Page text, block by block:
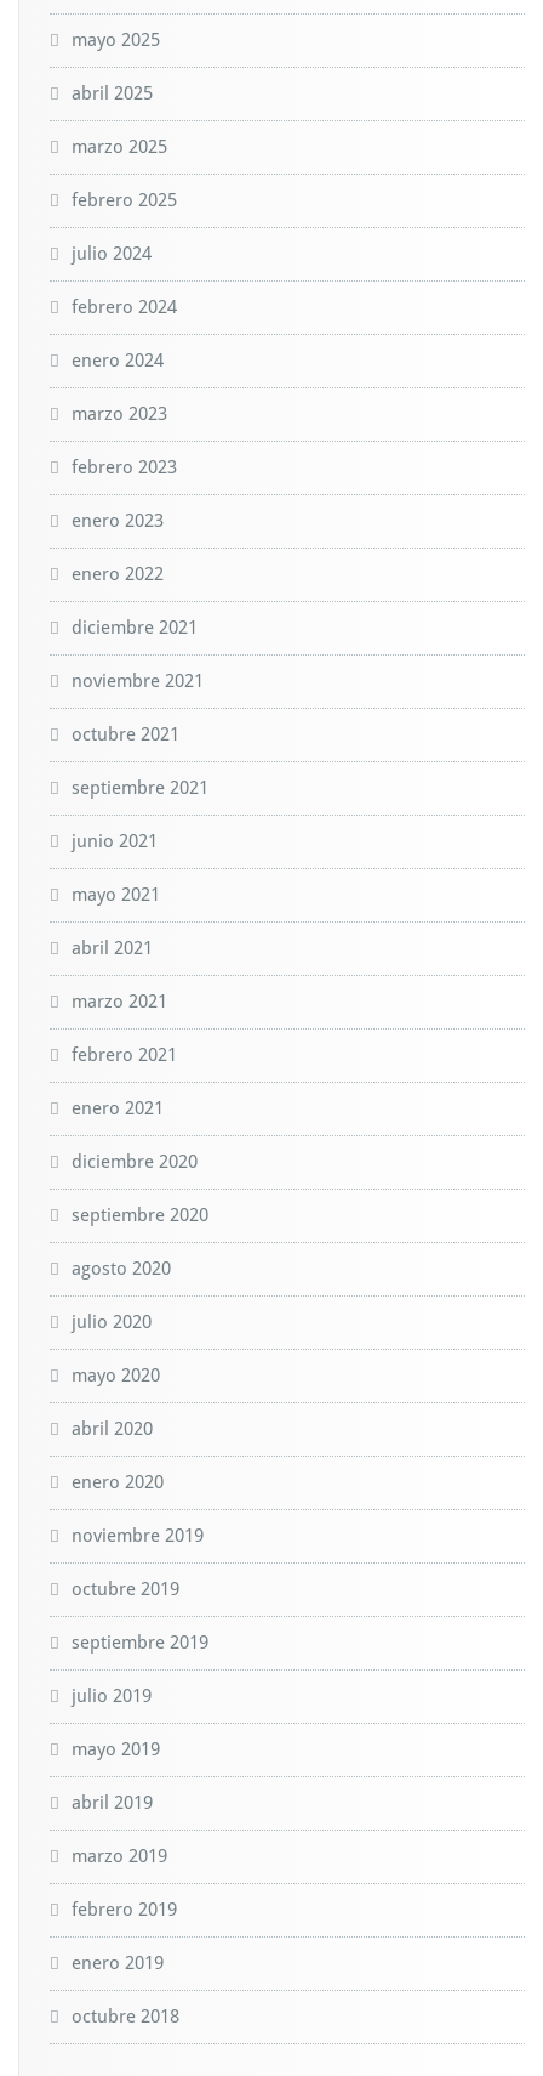
mayo 2025
abril 2025
marzo 2025
febrero 2025
julio 2024
febrero 2024
enero 2024
marzo 2023
febrero 2023
enero 2023
enero 2022
diciembre 2021
noviembre 2021
octubre 2021
septiembre 2021
junio 2021
mayo 2021
abril 2021
marzo 2021
febrero 2021
enero 2021
diciembre 2020
septiembre 2020
agosto 2020
julio 2020
mayo 2020
abril 2020
enero 2020
noviembre 2019
octubre 2019
septiembre 2019
julio 2019
mayo 2019
abril 2019
marzo 2019
febrero 2019
enero 2019
octubre 2018